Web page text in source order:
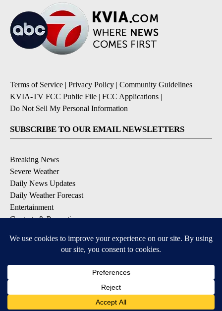
Terms of Service | Privacy Policy | Community Guidelines |
KVIA-TV FCC Public File | FCC Applications |
Do Not Sell My Personal Information
SUBSCRIBE TO OUR EMAIL NEWSLETTERS
Breaking News
Severe Weather
Daily News Updates
Daily Weather Forecast
Entertainment
Contests & Promotions
DOWNLOAD OUR APPS
Available for iOS and Android